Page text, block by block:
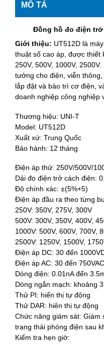
MÔ TẢ
Đồng hồ đo điện trở
Giới thiệu: UT512D là
thuật số cao áp, được thiết
250V, 500V, 1000V,
tưởng cho điện, viễn
lắp đặt và bảo trì cơ điện,
doanh nghiệp công nghiệp
Thương hiệu: UNI-T
Model: UT512D
Xuất xứ: Trung Quốc
Bảo hành: 12 tháng
Điện áp thử: 250V/500V/
Dải đo điện trở cách điện:
Độ chính xác: ±(5%+5)
Điện áp đầu ra theo từng
250V: 350V, 275V, 300V
500V: 300V, 350V, 400V,
1000V: 500V, 600V, 700V,
2500V: 1250V, 1500V,
Điện áp DC: 30 đến
Điện áp AC: 30 đến
Dòng điện: 0.01nA đến
Dòng ngắn mạch: khoảng
Thử PI: hiển thị tự động
Thử DAR: hiên thị tự động
Chức năng giám sát: Giám
trạng thái phóng điện sau
Kiểm tra hẹn giờ: